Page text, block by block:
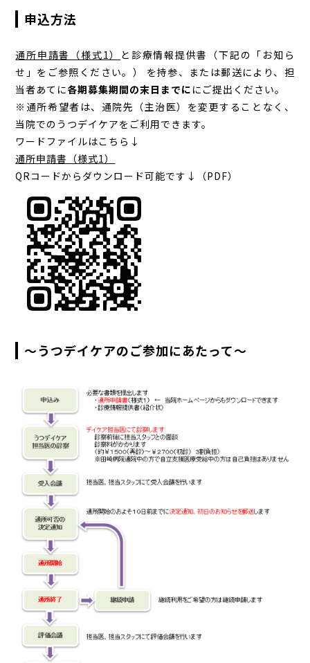
申込方法
通所申請書（様式1） と診療情報提供書（下記の「お知ら
せ」をご参照ください。） を持参、または郵送により、担
当者あてに各期募集期間の末日までに にご提出ください。
※通所希望者は、通院先（主治医）を変更することなく、
当院でのうつデイケアをご利用できます。
ワードファイルはこちら↓
通所申請書（様式1）
QRコードからダウンロード可能です↓（PDF）
～うつデイケアのご参加にあたって～